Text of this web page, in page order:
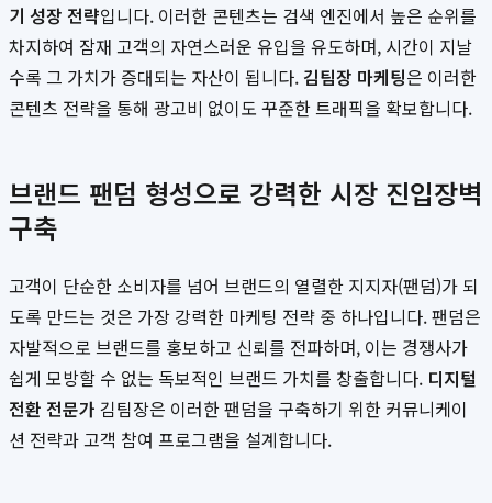
기 성장 전략입니다. 이러한 콘텐츠는 검색 엔진에서 높은 순위를
차지하여 잠재 고객의 자연스러운 유입을 유도하며, 시간이 지날
수록 그 가치가 증대되는 자산이 됩니다. 김팀장 마케팅은 이러한
콘텐츠 전략을 통해 광고비 없이도 꾸준한 트래픽을 확보합니다.
브랜드 팬덤 형성으로 강력한 시장 진입장벽
구축
고객이 단순한 소비자를 넘어 브랜드의 열렬한 지지자(팬덤)가 되
도록 만드는 것은 가장 강력한 마케팅 전략 중 하나입니다. 팬덤은
자발적으로 브랜드를 홍보하고 신뢰를 전파하며, 이는 경쟁사가
쉽게 모방할 수 없는 독보적인 브랜드 가치를 창출합니다. 디지털
전환 전문가 김팀장은 이러한 팬덤을 구축하기 위한 커뮤니케이
션 전략과 고객 참여 프로그램을 설계합니다.